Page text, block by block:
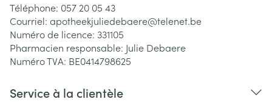
Téléphone: 057 20 05 43
Courriel: apotheekjuliedebaere@telenet.be
Numéro de licence: 331105
Pharmacien responsable: Julie Debaere
Numéro TVA: BE0414798625
Service à la clientèle